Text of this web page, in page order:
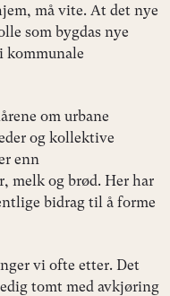
må vite. At det nye
som bygdas nye
kommunale
om urbane
og kollektive
enn
melk og brød. Her har
bidrag til å forme
vi ofte etter. Det
tomt med avkjøring